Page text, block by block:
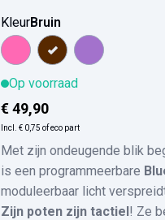
KleurBruin
Op voorraad
€ 49,90
Incl.€ 0,75 of eco part
Met zijn ondeugende blik
is een programmeerbare
moduleerbaar licht
Zijn poten zijn tactiel! Ze